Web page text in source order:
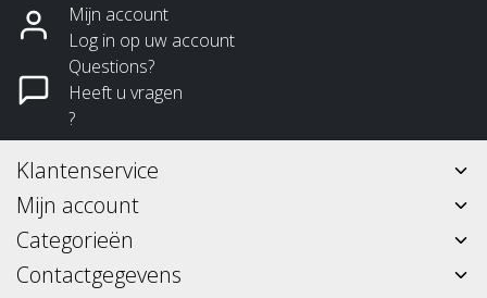
Mijn account
Log in op uw account
Questions?
Heeft u vragen
?
Klantenservice
Mijn account
Categorieën
Contactgegevens